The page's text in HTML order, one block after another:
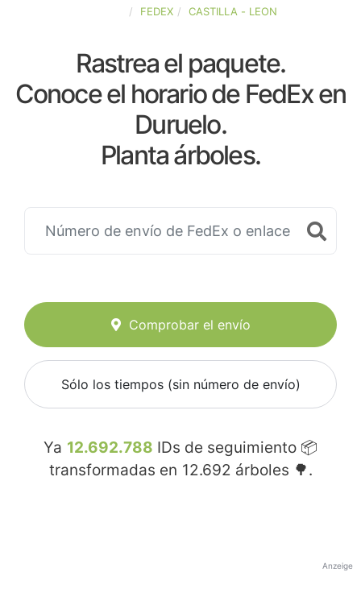
FEDEX CASTILLA - LEON
Rastrea el paquete.
Conoce el horario de FedEx en
Duruelo.
Planta árboles.
Comprobar el envío
Sólo los tiempos (sin número de envío)
Ya 12.692.788 IDs de seguimiento 📦
transformadas en 12.692 árboles 🌳.
Anzeige